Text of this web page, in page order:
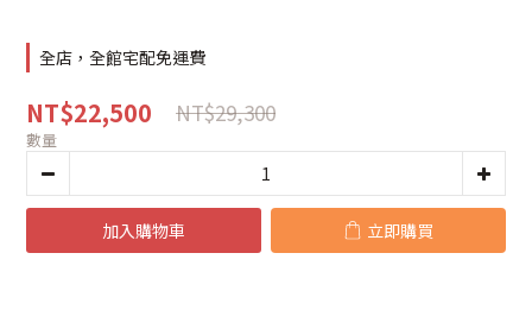
全店，全館宅配免運費
NT$22,500 NT$29,300
數量
加入購物車 立即購買